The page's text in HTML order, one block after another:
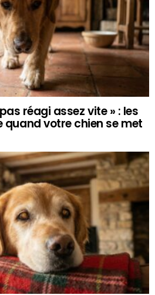
réagi assez vite » : les
votre chien se met